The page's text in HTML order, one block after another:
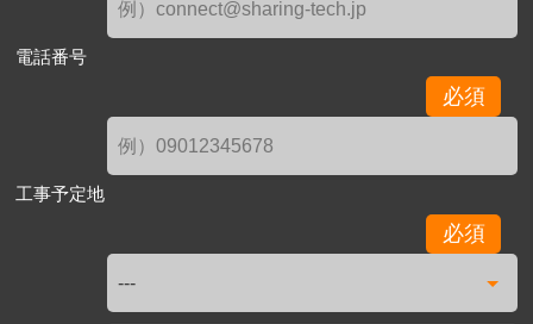
電話番号
必須
工事予定地
必須